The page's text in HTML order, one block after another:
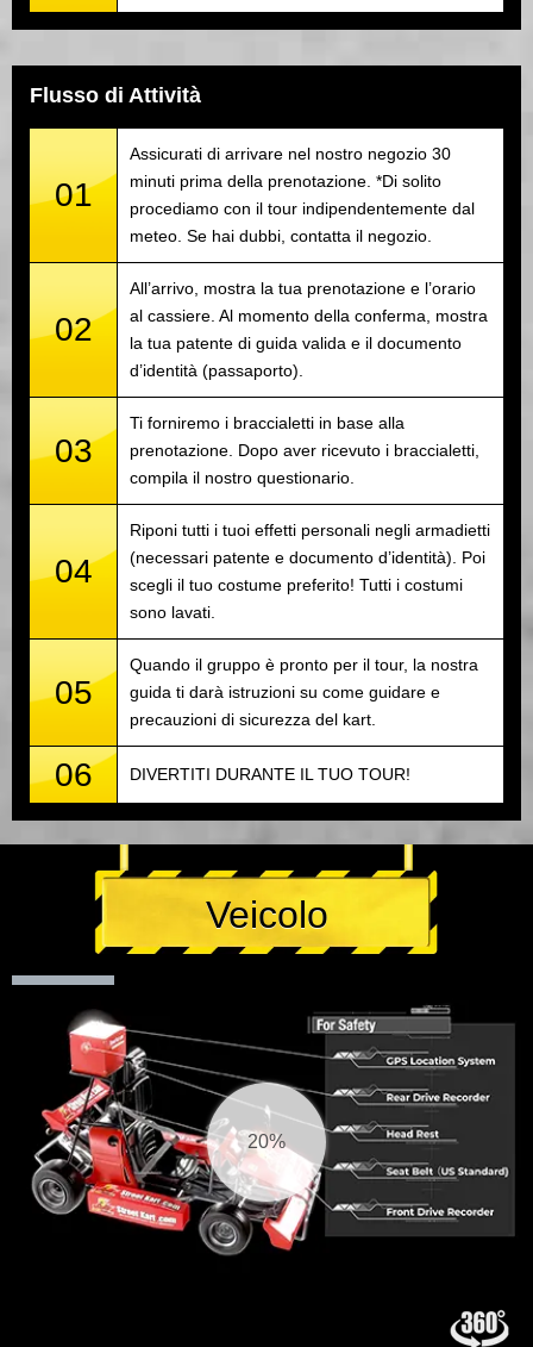
Flusso di Attività
01
Assicurati di arrivare nel nostro negozio 30
minuti prima della prenotazione. *Di solito
procediamo con il tour indipendentemente dal
meteo. Se hai dubbi, contatta il negozio.
02
All’arrivo, mostra la tua prenotazione e l’orario
al cassiere. Al momento della conferma, mostra
la tua patente di guida valida e il documento
d’identità (passaporto).
03
Ti forniremo i braccialetti in base alla
prenotazione. Dopo aver ricevuto i braccialetti,
compila il nostro questionario.
04
Riponi tutti i tuoi effetti personali negli armadietti
(necessari patente e documento d’identità). Poi
scegli il tuo costume preferito! Tutti i costumi
sono lavati.
05
Quando il gruppo è pronto per il tour, la nostra
guida ti darà istruzioni su come guidare e
precauzioni di sicurezza del kart.
06 DIVERTITI DURANTE IL TUO TOUR!
Veicolo
21%